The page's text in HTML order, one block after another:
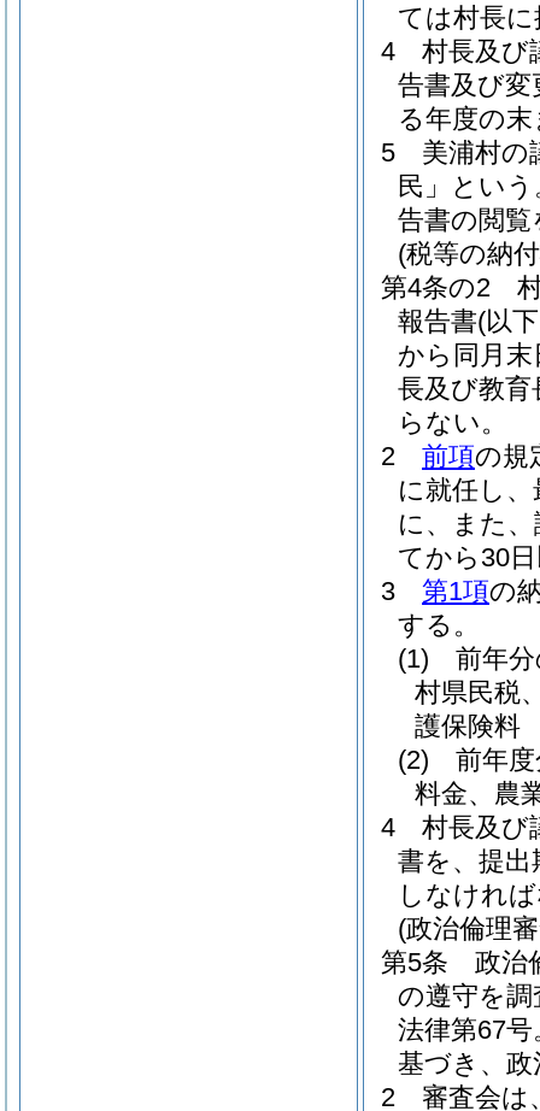
ては村長
4
村長及び
告書及び
る年度の
5
美浦村の
民」という
告書の閲
(税等の納
第4条の2
報告書(以
から同月
長及び教
らない。
2
前項の規
に就任し
に、また
てから30
3
第1項の
する。
(1)
前年
村県民税
護保険料
(2)
前年
料金、農
4
村長及び
書を、提
しなけれ
(政治倫理
第5条
政治
の遵守を
法律第67
基づき、
2
審査会は